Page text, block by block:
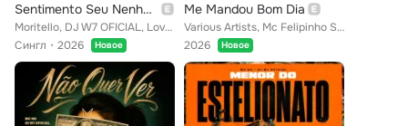
Sentimento Seu Nenhum
Moritello, DJ W7 OFICIAL, Love Funk
Сингл
2026 Новое
Me Mandou Bom Dia
Various Artists, Mc Felipinho Syllva, Love Funk, Dr. Lipe, OTal Do NG
2026
Новое